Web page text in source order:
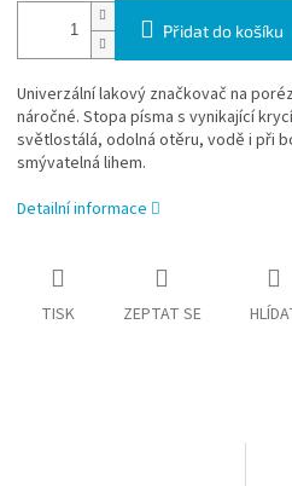
Přidat do košíku
Univerzální lakový značkovač na
náročné. Stopa písma s vynikající
světlostálá, odolná otěru, vodě i při
smývatelná lihem.
Detailní informace
TISK ZEPTAT SE